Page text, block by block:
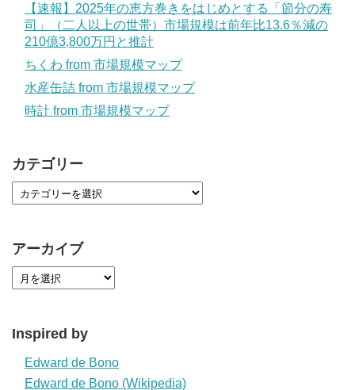
【速報】2025年の恵方巻きをはじめとする「節分の寿
司」（二人以上の世帯）市場規模は前年比13.6％減の
210億3,800万円と推計
ちくわ from 市場規模マップ
水産缶詰 from 市場規模マップ
時計 from 市場規模マップ
カテゴリー
アーカイブ
Inspired by
Edward de Bono
Edward de Bono (Wikipedia)